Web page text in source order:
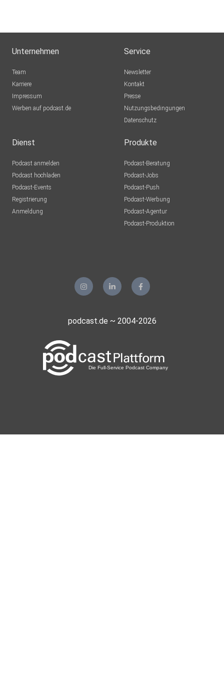
Unternehmen
Team
Karriere
Impressum
Werben auf podcast.de
Service
Newsletter
Kontakt
Presse
Nutzungsbedingungen
Datenschutz
Dienst
Podcast anmelden
Podcast hochladen
Podcast-Events
Registrierung
Anmeldung
Produkte
Podcast-Beratung
Podcast-Jobs
Podcast-Push
Podcast-Werbung
Podcast-Agentur
Podcast-Produktion
podcast.de ~ 2004-2026